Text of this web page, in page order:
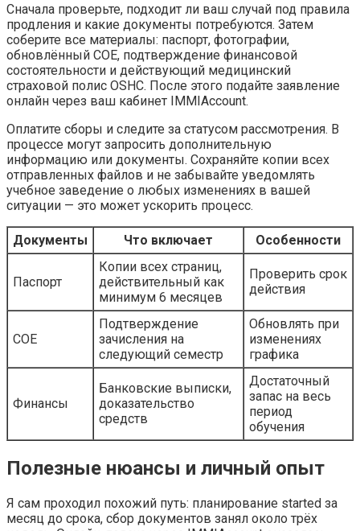
Сначала проверьте, подходит ли ваш случай под правила
продления и какие документы потребуются. Затем
соберите все материалы: паспорт, фотографии,
обновлённый COE, подтверждение финансовой
состоятельности и действующий медицинский
страховой полис OSHC. После этого подайте заявление
онлайн через ваш кабинет IMMIAccount.
Оплатите сборы и следите за статусом рассмотрения. В
процессе могут запросить дополнительную
информацию или документы. Сохраняйте копии всех
отправленных файлов и не забывайте уведомлять
учебное заведение о любых изменениях в вашей
ситуации — это может ускорить процесс.
Документы Что включает Особенности
Паспорт
Копии всех страниц,
действительный как
минимум 6 месяцев
Проверить срок
действия
COE
Подтверждение
зачисления на
следующий семестр
Обновлять при
изменениях
графика
Финансы
Банковские выписки,
доказательство
средств
Достаточный
запас на весь
период
обучения
Полезные нюансы и личный опыт
Я сам проходил похожий путь: планирование started за
месяц до срока, сбор документов занял около трёх